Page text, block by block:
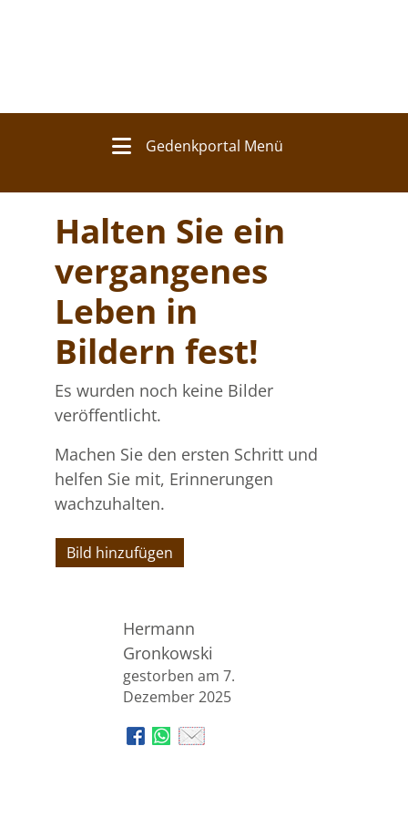
Gedenkportal Menü
Halten Sie ein
vergangenes
Leben in
Bildern fest!
Es wurden noch keine Bilder
veröffentlicht.
Machen Sie den ersten Schritt und
helfen Sie mit, Erinnerungen
wachzuhalten.
Bild hinzufügen
Hermann
Gronkowski
gestorben am 7.
Dezember 2025